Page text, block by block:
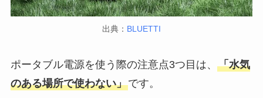
出典： BLUETTI
ポータブル電源を使う際の注意点3つ目は、 「水気
のある場所で使わない」です。